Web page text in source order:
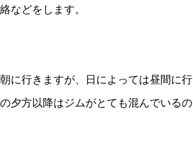
などをします。
に行きますが、日によっては昼間に行
夕方以降はジムがとても混んでいるの